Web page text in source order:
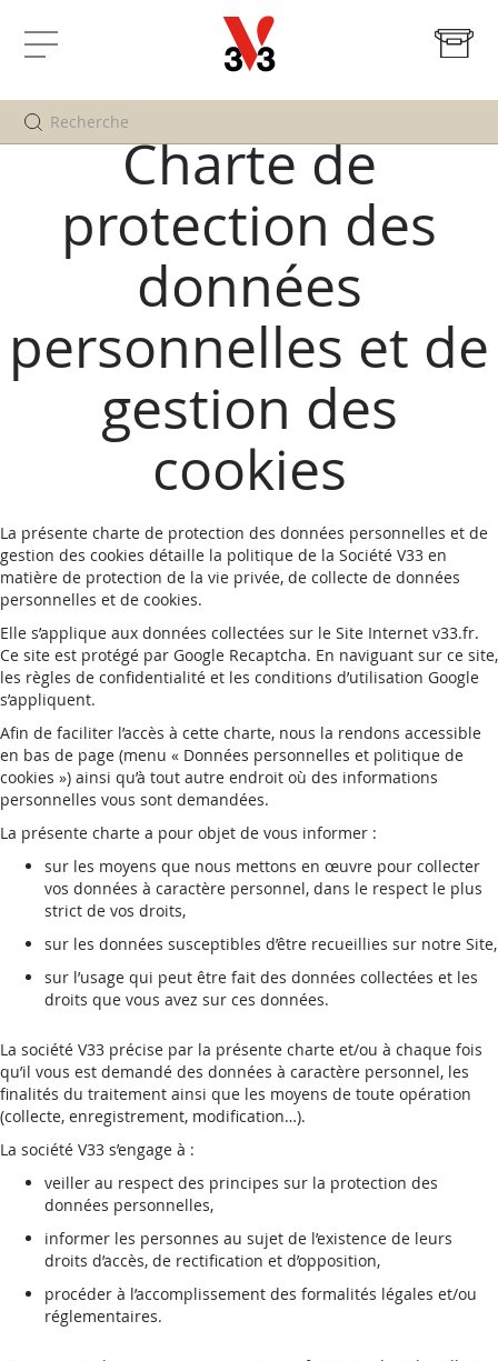
Affichage
navigation
Charte de
protection des
données
personnelles et de
gestion des
cookies
La présente charte de protection des données personnelles et de
gestion des cookies détaille la politique de la Société V33 en
matière de protection de la vie privée, de collecte de données
personnelles et de cookies.
Elle s’applique aux données collectées sur le Site Internet v33.fr.
Ce site est protégé par Google Recaptcha. En naviguant sur ce site,
les règles de confidentialité et les conditions d’utilisation Google
s’appliquent.
Afin de faciliter l’accès à cette charte, nous la rendons accessible
en bas de page (menu « Données personnelles et politique de
cookies ») ainsi qu’à tout autre endroit où des informations
personnelles vous sont demandées.
La présente charte a pour objet de vous informer :
sur les moyens que nous mettons en œuvre pour collecter
vos données à caractère personnel, dans le respect le plus
strict de vos droits,
sur les données susceptibles d’être recueillies sur notre Site,
sur l’usage qui peut être fait des données collectées et les
droits que vous avez sur ces données.
La société V33 précise par la présente charte et/ou à chaque fois
qu’il vous est demandé des données à caractère personnel, les
finalités du traitement ainsi que les moyens de toute opération
(collecte, enregistrement, modification…).
La société V33 s’engage à :
veiller au respect des principes sur la protection des
données personnelles,
informer les personnes au sujet de l’existence de leurs
droits d’accès, de rectification et d’opposition,
procéder à l’accomplissement des formalités légales et/ou
réglementaires.